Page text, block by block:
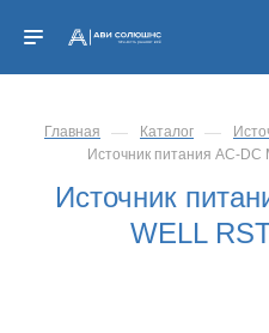
Главная — Каталог —
Источник питания AC-DC
Источник
WELL